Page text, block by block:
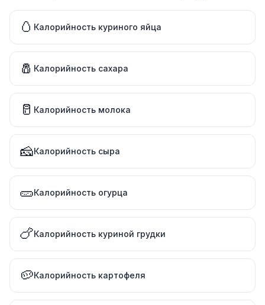
🥚 Калорийность куриного яйца
🧂 Калорийность сахара
🥛 Калорийность молока
🧀Калорийность сыра
🥒Калорийность огурца
🍗Калорийность куриной грудки
🥔Калорийность картофеля